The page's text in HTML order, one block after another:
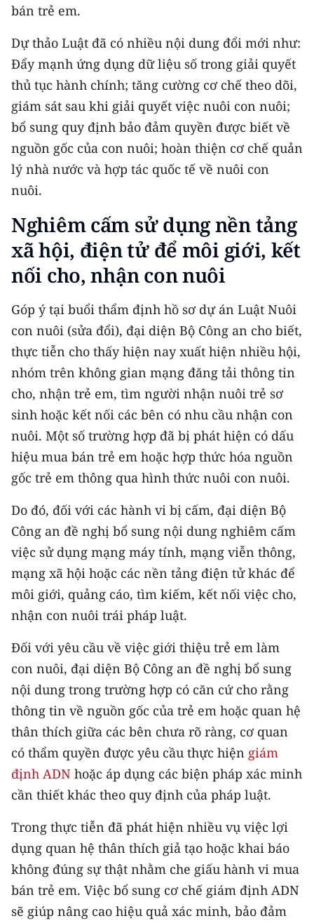
Media Kinh tế
Media Văn hóa
Media Xã hội
Media Pháp luật
Media Du lịch
Media Thể thao
Media Giáo dục
Media Khoa học - Công nghệ
Media Môi trường
Ảnh
Infographic
TIN MỚI
TIN ĐỊA PHƯƠNG
Trung du và miền núi phía Bắc
Đồng bằng sông Hồng
Bắc Trung Bộ
Duyên hải Nam Trung Bộ và Tây
Nguyên
Đông Nam Bộ
Đồng bằng sông Cửu Long
Chuyên trang Hà Nội
Chuyên trang TP. Hồ Chí Minh
CHUYÊN ĐỀ
CÁC CHUYÊN TRANG
VỀ BÁO NHÂN DÂN
THỜI NAY
bán trẻ em.
Dự thảo Luật đã có nhiều nội dung đổi mới như:
Đẩy mạnh ứng dụng dữ liệu số trong giải quyết
thủ tục hành chính; tăng cường cơ chế theo dõi,
giám sát sau khi giải quyết việc nuôi con nuôi;
bổ sung quy định bảo đảm quyền được biết về
nguồn gốc của con nuôi; hoàn thiện cơ chế quản
lý nhà nước và hợp tác quốc tế về nuôi con
nuôi.
Nghiêm cấm sử dụng nền tảng
xã hội, điện tử để môi giới, kết
nối cho, nhận con nuôi
Góp ý tại buổi thẩm định hồ sơ dự án Luật Nuôi
con nuôi (sửa đổi), đại diện Bộ Công an cho biết,
thực tiễn cho thấy hiện nay xuất hiện nhiều hội,
nhóm trên không gian mạng đăng tải thông tin
cho, nhận trẻ em, tìm người nhận nuôi trẻ sơ
sinh hoặc kết nối các bên có nhu cầu nhận con
nuôi. Một số trường hợp đã bị phát hiện có dấu
hiệu mua bán trẻ em hoặc hợp thức hóa nguồn
gốc trẻ em thông qua hình thức nuôi con nuôi.
Do đó, đối với các hành vi bị cấm, đại diện Bộ
Công an đề nghị bổ sung nội dung nghiêm cấm
việc sử dụng mạng máy tính, mạng viễn thông,
mạng xã hội hoặc các nền tảng điện tử khác để
môi giới, quảng cáo, tìm kiếm, kết nối việc cho,
nhận con nuôi trái pháp luật.
Đối với yêu cầu về việc giới thiệu trẻ em làm
con nuôi, đại diện Bộ Công an đề nghị bổ sung
nội dung trong trường hợp có căn cứ cho rằng
thông tin về nguồn gốc của trẻ em hoặc quan hệ
thân thích giữa các bên chưa rõ ràng, cơ quan
có thẩm quyền được yêu cầu thực hiện giám
định ADN hoặc áp dụng các biện pháp xác minh
cần thiết khác theo quy định của pháp luật.
Trong thực tiễn đã phát hiện nhiều vụ việc lợi
dụng quan hệ thân thích giả tạo hoặc khai báo
không đúng sự thật nhằm che giấu hành vi mua
bán trẻ em. Việc bổ sung cơ chế giám định ADN
sẽ giúp nâng cao hiệu quả xác minh, bảo đảm